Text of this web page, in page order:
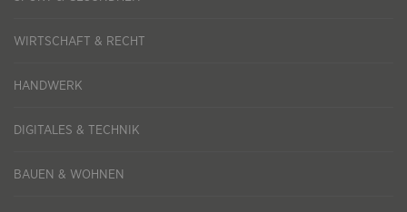
WIRTSCHAFT & RECHT
HANDWERK
DIGITALES & TECHNIK
BAUEN & WOHNEN